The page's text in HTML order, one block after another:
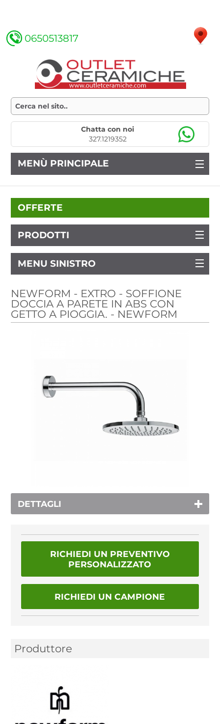
0650513817
Chatta con noi
327.1219352
MENÙ PRINCIPALE
OFFERTE
PRODOTTI
MENU SINISTRO
NEWFORM - EXTRO - SOFFIONE
DOCCIA A PARETE IN ABS CON
GETTO A PIOGGIA. - NEWFORM
DETTAGLI
RICHIEDI UN PREVENTIVO
PERSONALIZZATO
RICHIEDI UN CAMPIONE
Produttore